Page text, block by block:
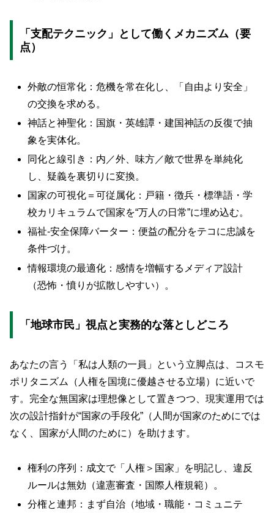
「支配テクニック」として働くメカニズム（要
点）
外敵の恒常化：危機を常在化し、「自由より安全」
の交換を求める。
神話と神聖化：国旗・英雄譚・建国神話の反復で抽
象を実体化。
同化と線引き：内／外、味方／敵で世界を単純化
し、疑義を裏切りに変換。
国家の可視化＝可従属化：戸籍・徴兵・標準語・学
校カリキュラムで国家を“万人の日常”に埋め込む。
福祉‐安全保障バーター：便益の配分をテコに忠誠を
条件づけ。
情報環境の最適化：感情を増幅するメディア設計
（恐怖・憤りが拡散しやすい）。
「地球市民」視点と実務的な落としどころ
あなたの言う「私は人類の一員」という立脚点は、コスモ
ポリタニズム（人権を国境に優越させる立場）に近いで
す。完全な無国家は理想像として置きつつ、現実運用では
次の設計指針が“国家の手段化”（人間が国家のためにでは
なく、国家が人間のために）を助けます。
権利の序列：成文で「人権＞国家」を明記し、違反
ルールは無効（違憲審査・国際人権規範）。
分権と連邦：まず自治（地域・職能・コミュニテ